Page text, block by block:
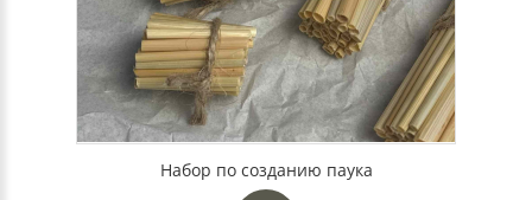
Набор по созданию паука